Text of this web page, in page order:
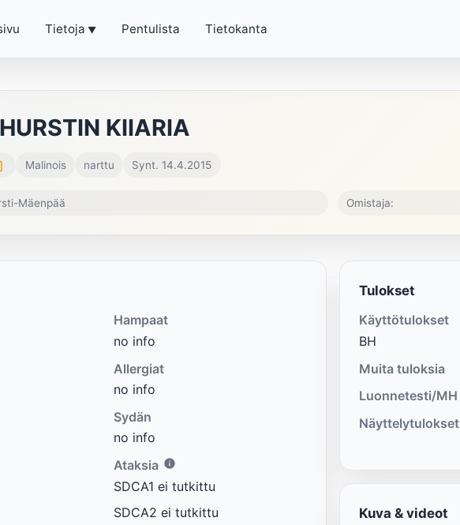
Tietoja Pentulista Tietokanta
KIIARIA
Malinois narttu Synt. 14.4.2015
Mäenpää Omistaja:
Hampaat
no info
Allergiat
no info
Sydän
no info
Ataksia
SDCA1 ei tutkittu
SDCA2 ei tutkittu
Tulokset
Käyttötulokset
BH
Muita tuloksia
Luonnetesti/MH
Näyttelytulokset
Kuva & videot